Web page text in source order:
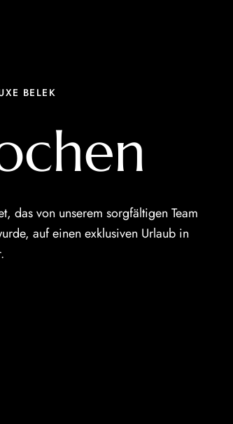
BELEK
das von unserem sorgfältigen Team
auf einen exklusiven Urlaub in